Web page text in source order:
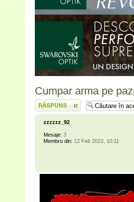
Cumpar arma pe
Scrie un răspuns
zzzzzz_92
Mesaje: 3
Membru din: 12 Feb 2022, 10:11